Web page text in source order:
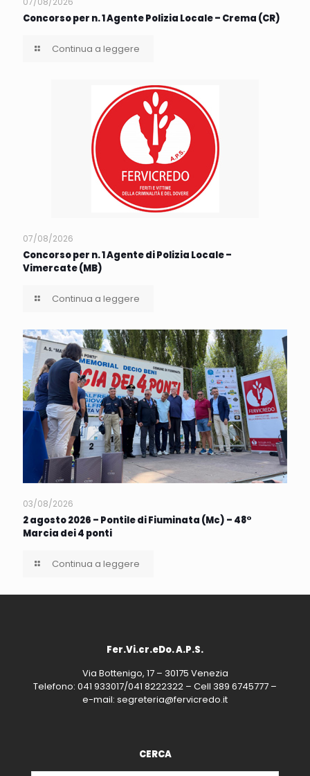
Concorso per n. 1 Agente Polizia Locale – Crema (CR)
Continua a leggere
07/08/2026
Concorso per n. 1 Agente di Polizia Locale –
Vimercate (MB)
Continua a leggere
03/08/2026
2 agosto 2026 – Pontile di Fiuminata (Mc) – 48°
Marcia dei 4 ponti
Continua a leggere
Fer.Vi.cr.eDo. A.P.S.
Via Bottenigo, 17 – 30175 Venezia
Telefono: 041 933017/041 8222322 – Cell 389 6745777 –
e-mail: segreteria@fervicredo.it
CERCA